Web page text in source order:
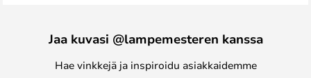
Jaa kuvasi @lampemesteren kanssa
Hae vinkkejä ja inspiroidu asiakkaidemme